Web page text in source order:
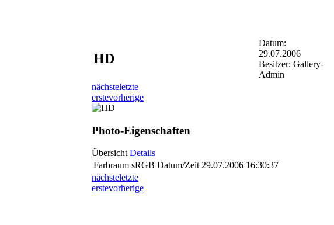
HD
Datum:
29.07.2006
Besitzer: Gallery-
Admin
nächsteletzte
erstevorherige
Photo-Eigenschaften
ÜbersichtDetails
Farbraum sRGB Datum/Zeit 29.07.2006 16:30:37
nächsteletzte
erstevorherige